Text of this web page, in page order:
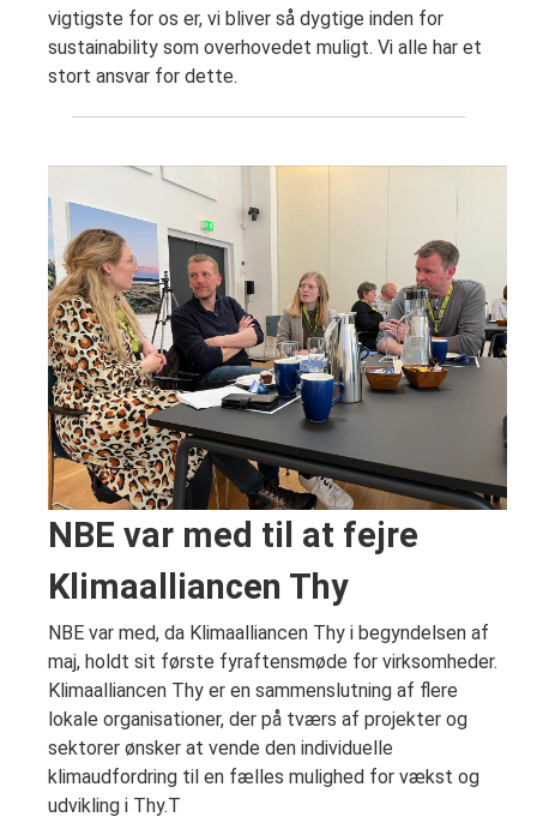
vigtigste for os er, vi bliver så dygtige inden for
sustainability som overhovedet muligt. Vi alle har et
stort ansvar for dette.
NBE var med til at fejre
Klimaalliancen Thy
NBE var med, da Klimaalliancen Thy i begyndelsen af
maj, holdt sit første fyraftensmøde for virksomheder.
Klimaalliancen Thy er en sammenslutning af flere
lokale organisationer, der på tværs af projekter og
sektorer ønsker at vende den individuelle
klimaudfordring til en fælles mulighed for vækst og
udvikling i Thy.T